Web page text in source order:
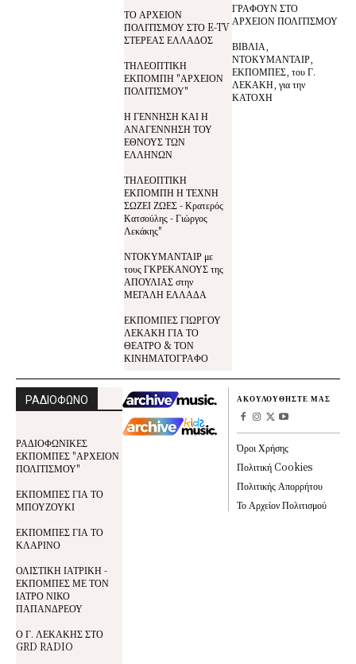
ΤΟ ΑΡΧΕΙΟΝ
ΠΟΛΙΤΙΣΜΟΥ ΣΤΟ E-TV
ΣΤΕΡΕΑΣ ΕΛΛΑΔΟΣ
ΤΗΛΕΟΠΤΙΚΗ
ΕΚΠΟΜΠΗ "ΑΡΧΕΙΟΝ
ΠΟΛΙΤΙΣΜΟΥ"
Η ΓΕΝΝΗΣΗ ΚΑΙ Η
ΑΝΑΓΕΝΝΗΣΗ ΤΟΥ
ΕΘΝΟΥΣ ΤΩΝ
ΕΛΛΗΝΩΝ
ΤΗΛΕΟΠΤΙΚΗ
ΕΚΠΟΜΠΗ Η ΤΕΧΝΗ
ΣΩΖΕΙ ΖΩΕΣ - Κρατερός
Κατσούλης - Γιώργος
Λεκάκης"
ΝΤΟΚΥΜΑΝΤΑΙΡ με
τους ΓΚΡΕΚΑΝΟΥΣ της
ΑΠΟΥΛΙΑΣ στην
ΜΕΓΑΛΗ ΕΛΛΑΔΑ
ΕΚΠΟΜΠΕΣ ΓΙΩΡΓΟΥ
ΛΕΚΑΚΗ ΓΙΑ ΤΟ
ΘΕΑΤΡΟ & ΤΟΝ
ΚΙΝΗΜΑΤΟΓΡΑΦΟ
ΓΡΑΦΟΥΝ ΣΤΟ
ΑΡΧΕΙΟΝ ΠΟΛΙΤΙΣΜΟΥ
ΒΙΒΛΙΑ,
ΝΤΟΚΥΜΑΝΤΑΙΡ,
ΕΚΠΟΜΠΕΣ, του Γ.
ΛΕΚΑΚΗ, για την
ΚΑΤΟΧΗ
ΡΑΔΙΟΦΩΝΟ
ΡΑΔΙΟΦΩΝΙΚΕΣ
ΕΚΠΟΜΠΕΣ "ΑΡΧΕΙΟΝ
ΠΟΛΙΤΙΣΜΟΥ"
ΕΚΠΟΜΠΕΣ ΓΙΑ ΤΟ
ΜΠΟΥΖΟΥΚΙ
ΕΚΠΟΜΠΕΣ ΓΙΑ ΤΟ
ΚΛΑΡΙΝΟ
ΟΛΙΣΤΙΚΗ ΙΑΤΡΙΚΗ -
ΕΚΠΟΜΠΕΣ ΜΕ ΤΟΝ
ΙΑΤΡΟ ΝΙΚΟ
ΠΑΠΑΝΔΡΕΟΥ
Ο Γ. ΛΕΚΑΚΗΣ ΣΤΟ
GRD RADIO
ΑΚΟΥΛΟΥΘΗΣΤΕ ΜΑΣ
Όροι Χρήσης
Πολιτική Cookies
Πολιτικής Απορρήτου
Το Αρχείον Πολιτισμού